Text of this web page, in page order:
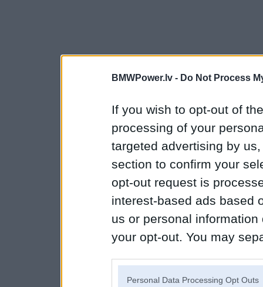
BMWPower.lv - Do Not Process
If you wish to opt-out of
processing of your
targeted advertising by
section to confirm your
opt-out request is
interest-based ads based
us or personal
your opt-out. You may
Personal Data Processing Opt Outs